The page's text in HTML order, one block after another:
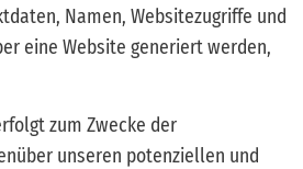
Namen, Websitezugriffe und
eine Website generiert werden,
zum Zwecke der
unseren potenziellen und